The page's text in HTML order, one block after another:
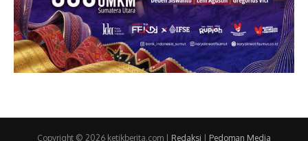
Copyright © 2026 ketikberita.com | Redaksi Pedoman Media